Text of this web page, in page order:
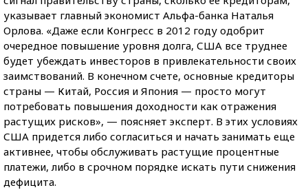
указывает главный экономист Альфа-банка Наталья
Орлова. «Даже если Конгресс в 2012 году одобрит
очередное повышение уровня долга, США все труднее
будет убеждать инвесторов в привлекательности своих
заимствований. В конечном счете, основные кредиторы
страны — Китай, Россия и Япония — просто могут
потребовать повышения доходности как отражения
растущих рисков», — поясняет эксперт. В этих условиях
США придется либо согласиться и начать занимать еще
активнее, чтобы обслуживать растущие процентные
платежи, либо в срочном порядке искать пути снижения
дефицита.